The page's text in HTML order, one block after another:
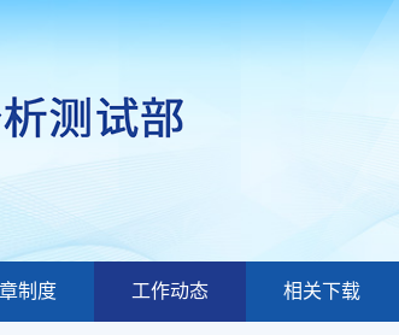
制度 工作动态 相关下载